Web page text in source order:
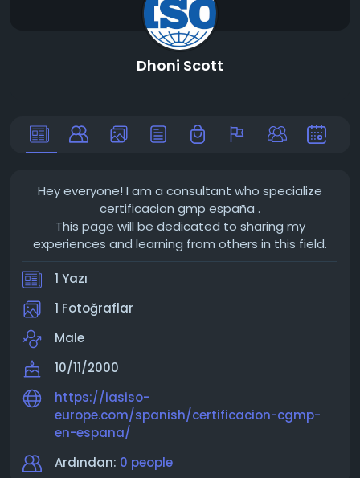
Dhoni Scott
Hey everyone! I am a consultant who specialize
certificacion gmp españa .
This page will be dedicated to sharing my
experiences and learning from others in this field.
1 Yazı
1 Fotoğraflar
Male
10/11/2000
https://iasiso-
europe.com/spanish/certificacion-cgmp-
en-espana/
Ardından: 0 people